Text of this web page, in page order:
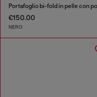
€150.00
NERO